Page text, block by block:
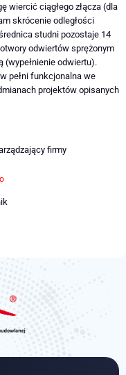
wiercić ciągłego złącza (dla
skrócenie odległości
studni pozostaje 14
odwiertów sprężonym
(wypełnienie odwiertu).
pełni funkcjonalna we
projektów opisanych
firmy